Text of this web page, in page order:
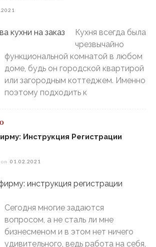
Кухня всегда была
чрезвычайно
функциональной комнатой в любом
доме, будь он городской квартирой
или загородным коттеджем. Именно
поэтому подходить к
Инструкция Регистрации
on 01.02.2021
Сегодня многие задаются
вопросом, а не сталь ли мне
бизнесменом и в этом нет ничего
удивительного, ведь работа на себя,